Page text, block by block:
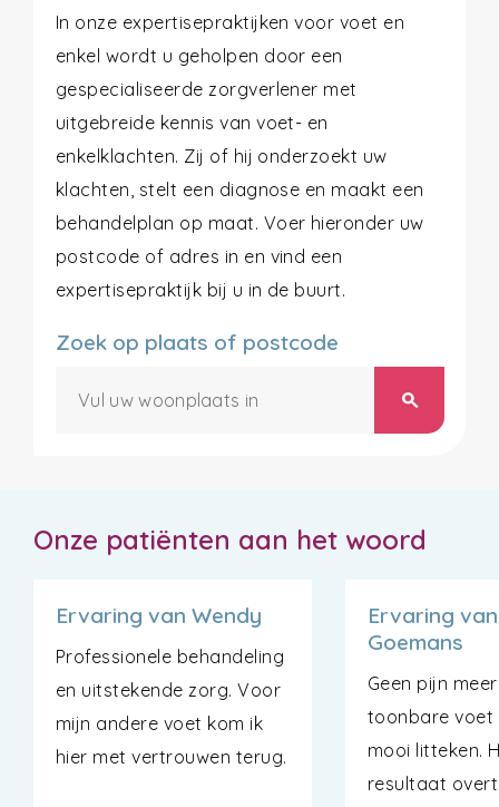
In onze expertisepraktijken voor voet en
enkel wordt u geholpen door een
gespecialiseerde zorgverlener met
uitgebreide kennis van voet- en
enkelklachten. Zij of hij onderzoekt uw
klachten, stelt een diagnose en maakt een
behandelplan op maat. Voer hieronder uw
postcode of adres in en vind een
expertisepraktijk bij u in de buurt.
Zoek op plaats of postcode
search
Onze patiënten aan het woord
Ervaring van Wendy
Professionele behandeling
en uitstekende zorg. Voor
mijn andere voet kom ik
hier met vertrouwen terug.
Ervaring
Goemans
Geen pijn
toonbare voet
mooi litteken.
resultaat